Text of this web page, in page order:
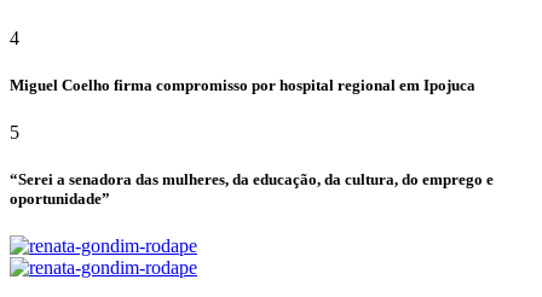
4
Miguel Coelho firma compromisso por hospital regional em Ipojuca
5
“Serei a senadora das mulheres, da educação, da cultura, do emprego e
oportunidade”